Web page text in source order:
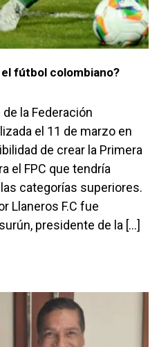
el fútbol colombiano?
la Federación
el 11 de marzo en
de crear la Primera
el FPC que tendría
categorías superiores.
Llaneros F.C fue
presidente de la […]